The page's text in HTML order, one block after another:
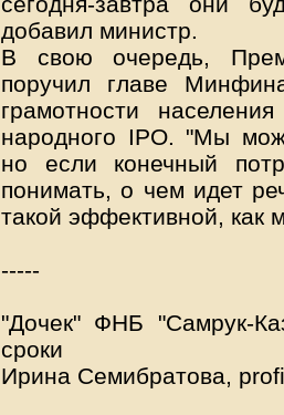
добавил министр.
В свою очередь,
поручил главе
грамотности
народного IPO. "Мы
но если конечный
понимать, о чем идет
такой эффективной, как
-----
"Дочек" ФНБ "Самрук-
сроки
Ирина Семибратова,